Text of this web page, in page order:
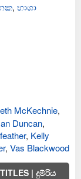
, භාශා
McKechnie,
Duncan,
, Kelly
, Vas Blackwood
| දුම්රිය